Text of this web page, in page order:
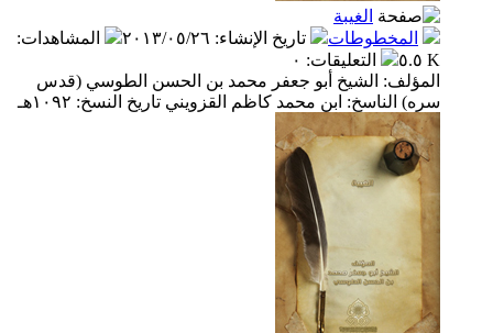
الغيبة
المخطوطات
تاريخ الإنشاء: ٢٠١٣/٠٥/٢٦ المشاهدات:
٥.٥ K
التعليقات: ٠
المؤلف: الشيخ أبو جعفر محمد بن الحسن الطوسي (قدس
سره) الناسخ: ابن محمد كاظم القزويني تاريخ النسخ: ١٠٩٢هـ